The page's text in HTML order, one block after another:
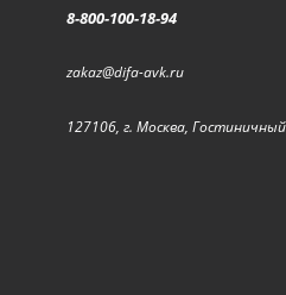
8-800-100-18-94
zakaz@difa-avk.ru
127106, г. Москва,